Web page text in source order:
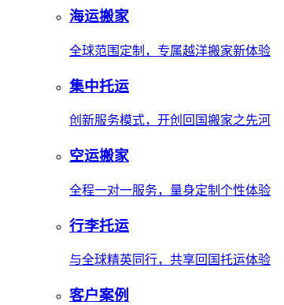
海运搬家
全球范围定制，专属越洋搬家新体验
集中托运
创新服务模式，开创回国搬家之先河
空运搬家
全程一对一服务，量身定制个性体验
行李托运
与全球精英同行，共享回国托运体验
客户案例